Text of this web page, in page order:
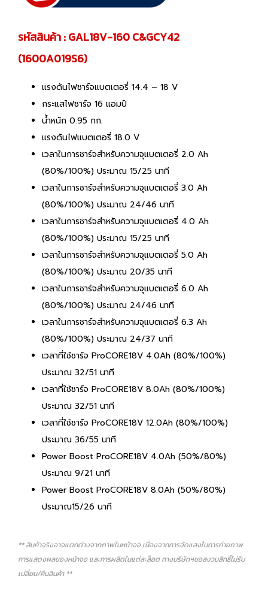
รหัสสินค้า : GAL18V-160 C&GCY42
(1600A019S6)
แรงดันไฟชาร์จแบตเตอรี่ 14.4 – 18 V
กระแสไฟชาร์จ 16 แอมป์
น้ำหนัก 0.95 กก.
แรงดันไฟแบตเตอรี่ 18.0 V
เวลาในการชาร์จสำหรับความจุแบตเตอรี่ 2.0 Ah
(80%/100%) ประมาณ 15/25 นาที
เวลาในการชาร์จสำหรับความจุแบตเตอรี่ 3.0 Ah
(80%/100%) ประมาณ 24/46 นาที
เวลาในการชาร์จสำหรับความจุแบตเตอรี่ 4.0 Ah
(80%/100%) ประมาณ 15/25 นาที
เวลาในการชาร์จสำหรับความจุแบตเตอรี่ 5.0 Ah
(80%/100%) ประมาณ 20/35 นาที
เวลาในการชาร์จสำหรับความจุแบตเตอรี่ 6.0 Ah
(80%/100%) ประมาณ 24/46 นาที
เวลาในการชาร์จสำหรับความจุแบตเตอรี่ 6.3 Ah
(80%/100%) ประมาณ 24/37 นาที
เวลาที่ใช้ชาร์จ ProCORE18V 4.0Ah (80%/100%)
ประมาณ 32/51 นาที
เวลาที่ใช้ชาร์จ ProCORE18V 8.0Ah (80%/100%)
ประมาณ 32/51 นาที
เวลาที่ใช้ชาร์จ ProCORE18V 12.0Ah (80%/100%)
ประมาณ 36/55 นาที
Power Boost ProCORE18V 4.0Ah (50%/80%)
ประมาณ 9/21 นาที
Power Boost ProCORE18V 8.0Ah (50%/80%)
ประมาณ15/26 นาที
** สินค้าจริงอาจแตกต่างจากภาพในหน้าจอ เนื่องจากการจัดแสงในการถ่ายภาพ
การแสดงผลของหน้าจอ และการผลิตในแต่ละล็อต ทางบริษัทฯขอสงวนสิทธิ์ไม่รับ
เปลี่ยน/คืนสินค้า **